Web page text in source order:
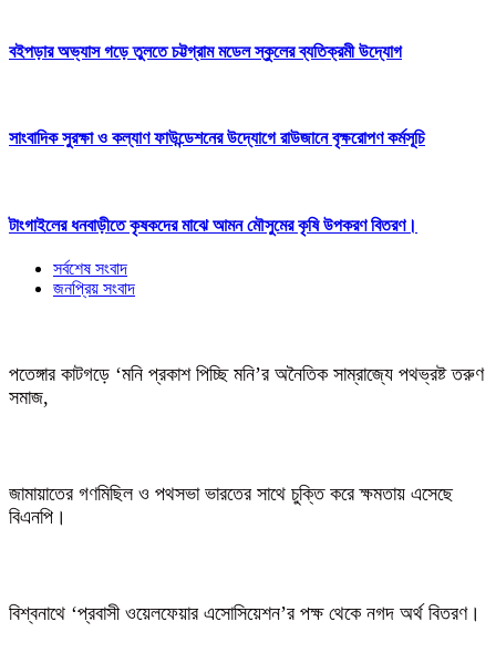
বইপড়ার অভ্যাস গড়ে তুলতে চট্টগ্রাম মডেল স্কুলের ব্যতিক্রমী উদ্যোগ
সাংবাদিক সুরক্ষা ও কল্যাণ ফাউন্ডেশনের উদ্যোগে রাউজানে বৃক্ষরোপণ কর্মসূচি
টাংগাইলের ধনবাড়ীতে কৃষকদের মাঝে আমন মৌসুমের কৃষি উপকরণ বিতরণ।
সর্বশেষ সংবাদ
জনপ্রিয় সংবাদ
পতেঙ্গার কাটগড়ে ‘মনি প্রকাশ পিচ্ছি মনি’র অনৈতিক সাম্রাজ্যে পথভ্রষ্ট তরুণ
সমাজ,
জামায়াতের গণমিছিল ও পথসভা ভারতের সাথে চুক্তি করে ক্ষমতায় এসেছে
বিএনপি।
বিশ্বনাথে ‘প্রবাসী ওয়েলফেয়ার এসোসিয়েশন’র পক্ষ থেকে নগদ অর্থ বিতরণ।